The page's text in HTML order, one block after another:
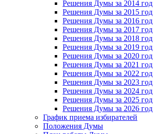
Решения Думы за 2014 год
Решения Думы за 2015 год
Решения Думы за 2016 год
Решения Думы за 2017 год
Решения Думы за 2018 год
Решения Думы за 2019 год
Решения Думы за 2020 год
Решения Думы за 2021 год
Решения Думы за 2022 год
Решения Думы за 2023 год
Решения Думы за 2024 год
Решения Думы за 2025 год
Решения Думы за 2026 год
График приема избирателей
Положения Думы